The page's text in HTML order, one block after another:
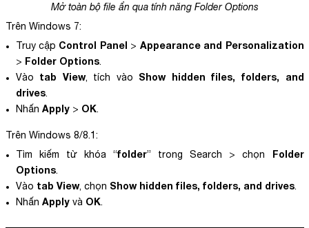
Mở toàn bộ file ẩn qua tính năng Folder Options
Trên Windows 7:
Truy cập Control Panel > Appearance and Personalization
> Folder Options.
Vào tab View, tích vào Show hidden files, folders, and
drives.
Nhấn Apply > OK.
Trên Windows 8/8.1:
Tìm kiếm từ khóa “folder” trong Search > chọn Folder
Options.
Vào tab View, chọn Show hidden files, folders, and drives.
Nhấn Apply và OK.